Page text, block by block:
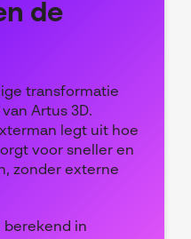
de
transformatie
Artus 3D.
legt uit hoe
voor sneller en
zonder externe
berekend in